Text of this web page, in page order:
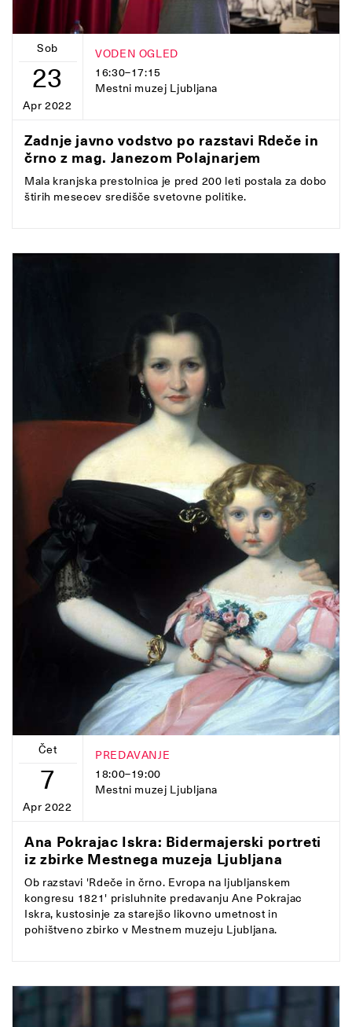
Sob
23
Apr 2022
VODEN OGLED
16:30–17:15
Mestni muzej Ljubljana
Zadnje javno vodstvo po razstavi Rdeče in
črno z mag. Janezom Polajnarjem
Mala kranjska prestolnica je pred 200 leti postala za dobo
štirih mesecev središče svetovne politike.
Čet
7
Apr 2022
PREDAVANJE
18:00–19:00
Mestni muzej Ljubljana
Ana Pokrajac Iskra: Bidermajerski portreti
iz zbirke Mestnega muzeja Ljubljana
Ob razstavi 'Rdeče in črno. Evropa na ljubljanskem
kongresu 1821' prisluhnite predavanju Ane Pokrajac
Iskra, kustosinje za starejšo likovno umetnost in
pohištveno zbirko v Mestnem muzeju Ljubljana.